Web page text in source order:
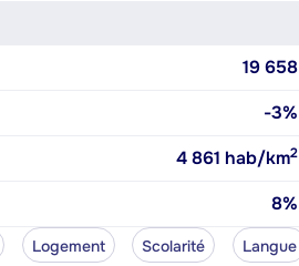
19 658
-3%
4 861 hab/km2
8%
Logement Scolarité Langue